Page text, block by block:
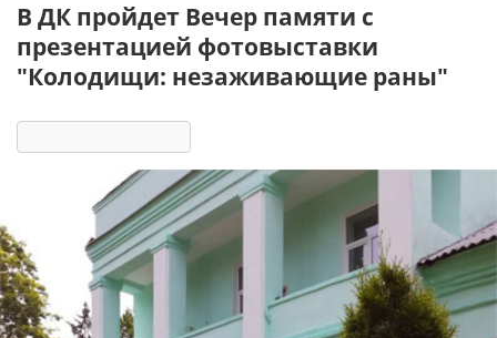
В ДК пройдет Вечер памяти с
презентацией фотовыставки
"Колодищи: незаживающие раны"